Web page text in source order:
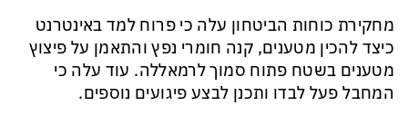
מחקירת כוחות הביטחון עלה כי פרוח למד באינטרנט
כיצד להכין מטענים, קנה חומרי נפץ והתאמן על פיצוץ
מטענים בשטח פתוח סמוך לרמאללה. עוד עלה כי
המחבל פעל לבדו ותכנן לבצע פיגועים נוספים.